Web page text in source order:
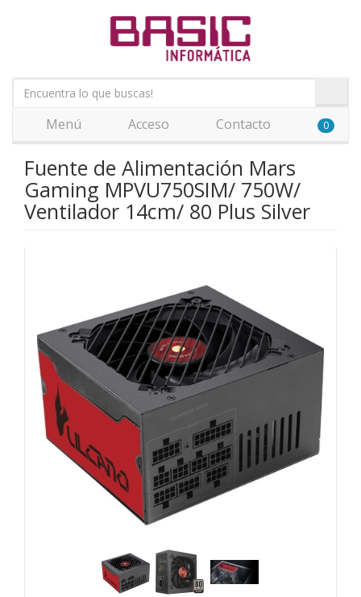
Menú Acceso Contacto 0
Fuente de Alimentación Mars
Gaming MPVU750SIM/ 750W/
Ventilador 14cm/ 80 Plus Silver